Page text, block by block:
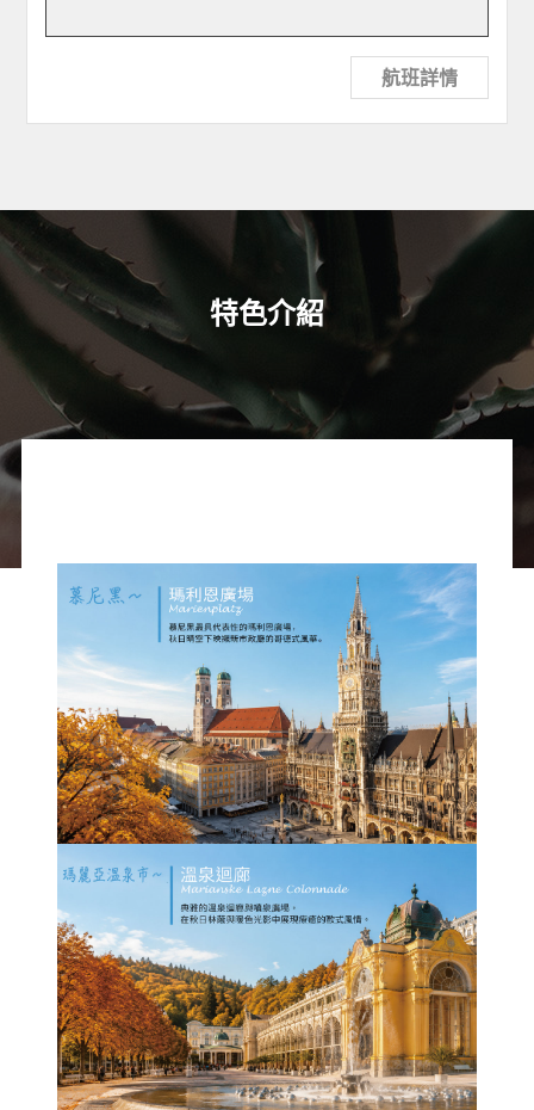
航班詳情
特色介紹